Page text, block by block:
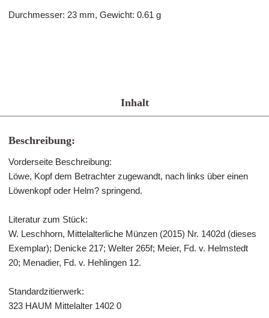
Durchmesser: 23 mm, Gewicht: 0.61 g
Inhalt
Beschreibung:
Vorderseite Beschreibung:
Löwe, Kopf dem Betrachter zugewandt, nach links über einen
Löwenkopf oder Helm? springend.
Literatur zum Stück:
W. Leschhorn, Mittelalterliche Münzen (2015) Nr. 1402d (dieses
Exemplar); Denicke 217; Welter 265f; Meier, Fd. v. Helmstedt
20; Menadier, Fd. v. Hehlingen 12.
Standardzitierwerk:
323 HAUM Mittelalter 1402 0